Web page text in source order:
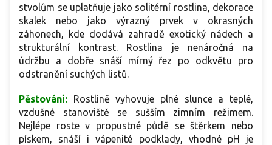
stvolům se uplatňuje jako solitérní rostlina, dekorace
skalek nebo jako výrazný prvek v okrasných
záhonech, kde dodává zahradě exotický nádech a
strukturální kontrast. Rostlina je nenáročná na
údržbu a dobře snáší mírný řez po odkvětu pro
odstranění suchých listů.
Pěstování: Rostlině vyhovuje plné slunce a teplé,
vzdušné stanoviště se sušším zimním režimem.
Nejlépe roste v propustné půdě se štěrkem nebo
pískem, snáší i vápenité podklady, vhodné pH je